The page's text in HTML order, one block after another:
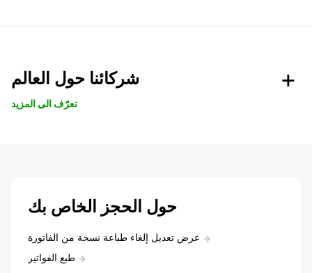
شركائنا حول العالم
تعرّف الى المزيد
حول الحجز الخاص بك
عرض تعديل إلغاء طباعة نسخة من الفاتورة
طبع الفواتير